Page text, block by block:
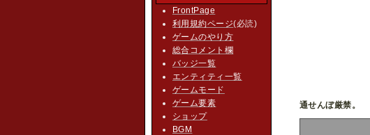
通せんぼ厳禁。
FrontPage
利用規約ページ(必読)
ゲームのやり方
総合コメント欄
バッジ一覧
エンティティ一覧
ゲームモード
ゲーム要素
ショップ
BGM